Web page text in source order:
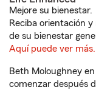
Mejore su bienestar.
Reciba orientación
de su bienestar
Aquí puede ver más.
Beth Moloughney
comenzar después